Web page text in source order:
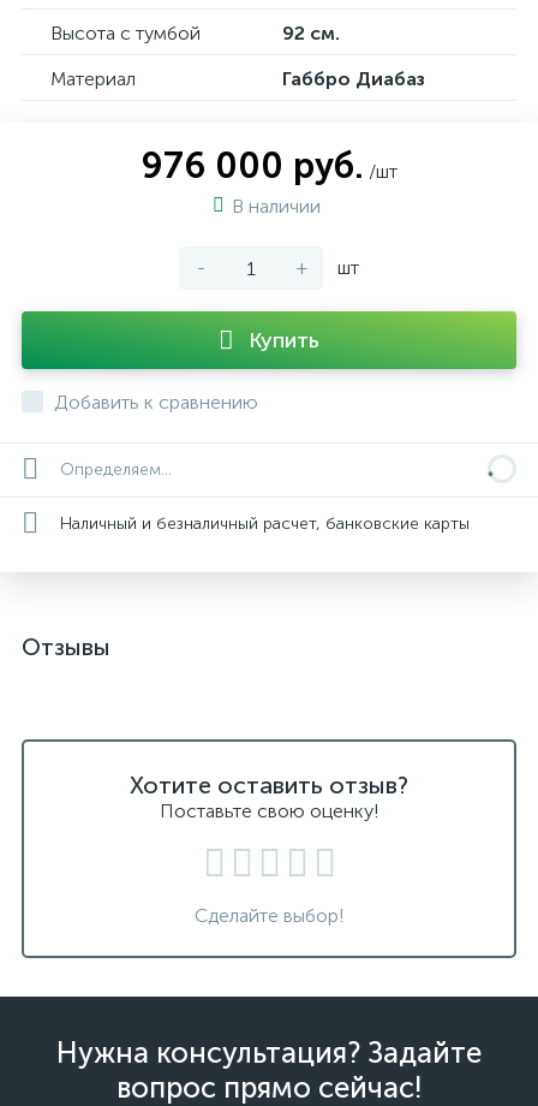
Высота с тумбой
92 см.
Материал
Габбро Диабаз
976 000 руб. /шт
В наличии
- + шт
Купить
Добавить к сравнению
Определяем...
Наличный и безналичный расчет, банковские карты
Отзывы
Хотите оставить отзыв?
Поставьте свою оценку!
Сделайте выбор!
Нужна консультация? Задайте
вопрос прямо сейчас!